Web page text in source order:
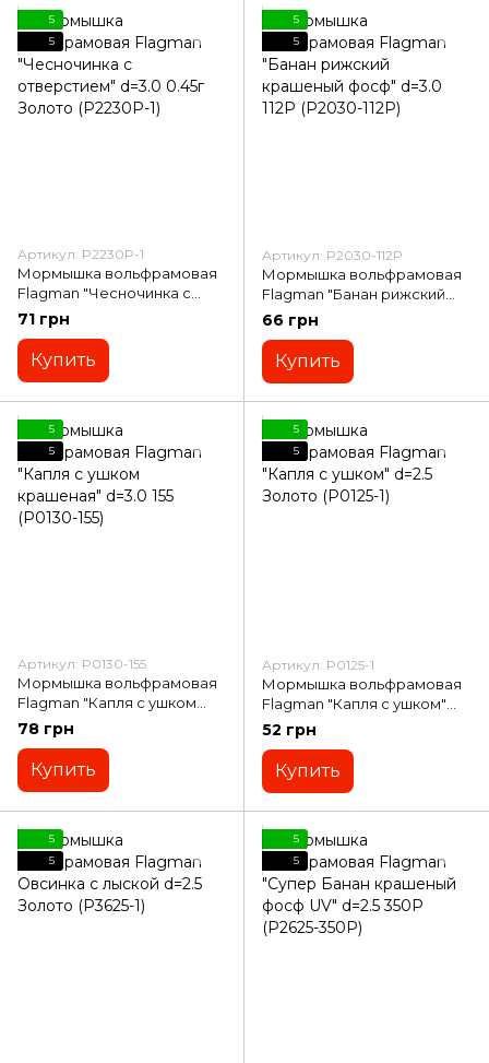
5
5
Артикул: P2230P-1
Мормышка вольфрамовая
Flagman "Чесночинка с
отверстием" d=3.0 0.45г
Золото (P2230P-1)
71 грн
Купить
5
5
Артикул: P2030-112P
Мормышка вольфрамовая
Flagman "Банан рижский
крашеный фосф" d=3.0 112P
(P2030-112P)
66 грн
Купить
5
5
Артикул: P0130-155
Мормышка вольфрамовая
Flagman "Капля с ушком
крашеная" d=3.0 155 (P0130-
78 грн
Купить
5
5
Артикул: P0125-1
Мормышка вольфрамовая
Flagman "Капля с ушком"
d=2.5 Золото (P0125-1)
52 грн
Купить
5
5
5
5